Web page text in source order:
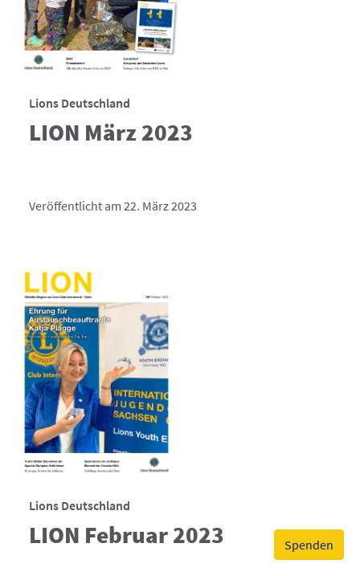
Spenden
Lions Deutschland
LION März 2023
Veröffentlicht am 22. März 2023
Lions Deutschland
LION Februar 2023